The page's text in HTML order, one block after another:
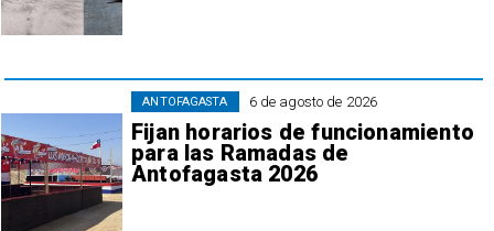
6 de agosto de 2026
Fijan horarios de funcionamiento
para las Ramadas de
Antofagasta 2026
ANTOFAGASTA